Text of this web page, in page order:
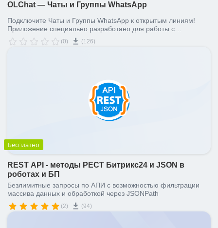
OLChat — Чаты и Группы WhatsApp
Подключите Чаты и Группы WhatsApp к открытым линиям!
Приложение специально разработано для работы с
открытыми линиями.
(0) (126)
Бесплатно
REST API - методы РЕСТ Битрикс24 и JSON в
роботах и БП
Безлимитные запросы по АПИ с возможностью фильтрации
массива данных и обработкой через JSONPath
(2) (94)